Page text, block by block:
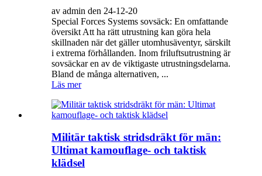
av admin den 24-12-20
Special Forces Systems sovsäck: En omfattande
översikt Att ha rätt utrustning kan göra hela
skillnaden när det gäller utomhusäventyr, särskilt
i extrema förhållanden. Inom friluftsutrustning är
sovsäckar en av de viktigaste utrustningsdelarna.
Bland de många alternativen, ...
Läs mer
Militär taktisk stridsdräkt för män:
Ultimat kamouflage- och taktisk
klädsel